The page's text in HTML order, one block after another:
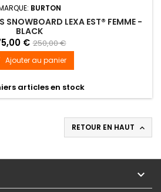
BURTON
SNOWBOARD LEXA EST® FEMME -
BLACK
€ 250,00 €
Ajouter au panier
articles en stock
RETOUR EN HAUT 
